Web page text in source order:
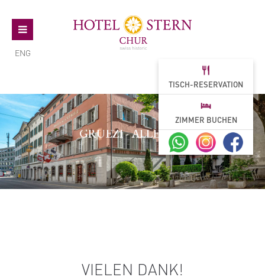
ENG
TISCH-RESERVATION
ZIMMER BUCHEN
GRÜEZI - ALLEGRA
VIELEN DANK!